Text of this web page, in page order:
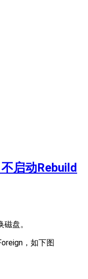
启动Rebuild
盘。
，如下图